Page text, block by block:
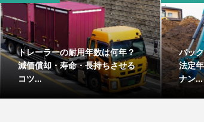
トレーラーの耐用年数は何年？
減価償却・寿命・長持ちさせる
コツ...
バッ
法定
ナン...